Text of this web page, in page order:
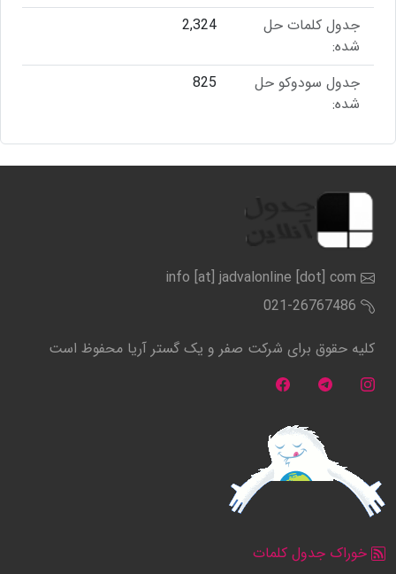
جدول کلمات حل
شده:
2,324
جدول سودوکو حل
شده:
825
info [at] jadvalonline [dot] com
021-26767486
کلیه حقوق برای شرکت صفر و یک گستر آریا محفوظ است
خوراک جدول کلمات